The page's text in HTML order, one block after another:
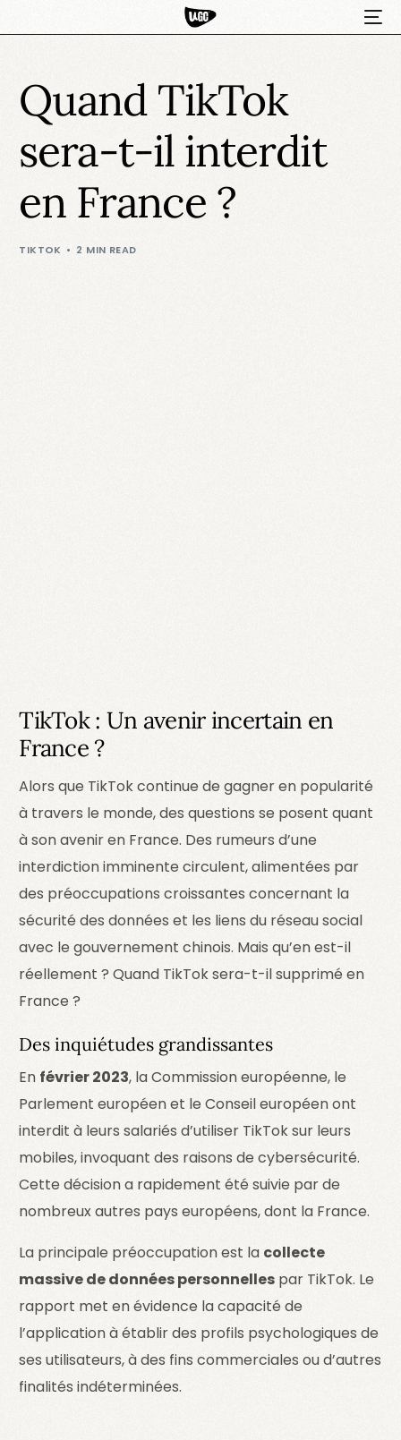
Quand TikTok
sera-t-il interdit
en France ?
TIKTOK 2 MIN READ
TikTok : Un avenir incertain en
France ?
Alors que TikTok continue de gagner en popularité
à travers le monde, des questions se posent quant
à son avenir en France. Des rumeurs d’une
interdiction imminente circulent, alimentées par
des préoccupations croissantes concernant la
sécurité des données et les liens du réseau social
avec le gouvernement chinois. Mais qu’en est-il
réellement ? Quand TikTok sera-t-il supprimé en
France ?
Des inquiétudes grandissantes
En février 2023, la Commission européenne, le
Parlement européen et le Conseil européen ont
interdit à leurs salariés d’utiliser TikTok sur leurs
mobiles, invoquant des raisons de cybersécurité.
Cette décision a rapidement été suivie par de
nombreux autres pays européens, dont la France.
La principale préoccupation est la collecte
massive de données personnelles par TikTok. Le
rapport met en évidence la capacité de
l’application à établir des profils psychologiques de
ses utilisateurs, à des fins commerciales ou d’autres
finalités indéterminées.
HOT